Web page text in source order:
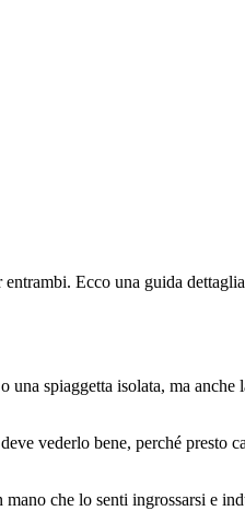
Ecco una guida
spiaggetta isolata, ma anche
vederlo bene, perché presto
che lo senti ingrossarsi e